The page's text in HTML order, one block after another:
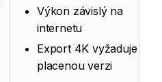
Výkon závislý na
internetu
Export 4K vyžaduje
placenou verzi